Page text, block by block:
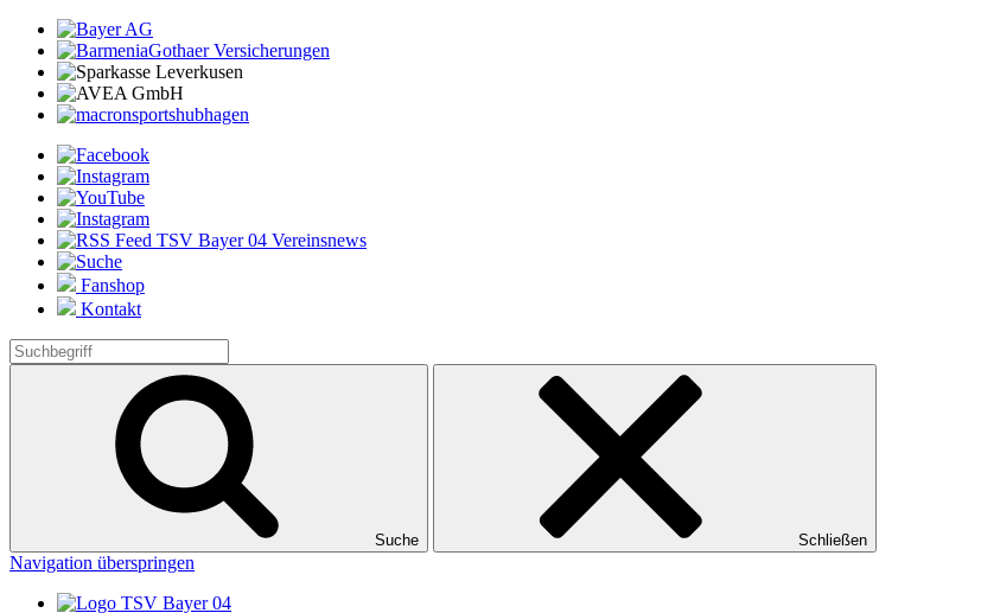
Fanshop
Kontakt
Suche Schließen
Navigation überspringen